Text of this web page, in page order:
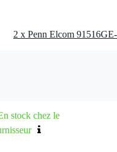
stock chez le